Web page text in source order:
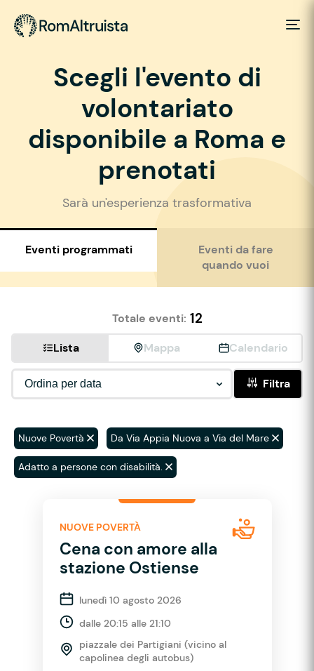
Scegli l'evento di
volontariato
disponibile a Roma e
prenotati
Sarà un'esperienza trasformativa
Eventi programmati
Eventi da fare
quando vuoi
Totale eventi: 12
Lista Mappa Calendario
Filtra
Nuove Povertà Da Via Appia Nuova a Via del Mare
Adatto a persone con disabilità.
NUOVE POVERTÀ
Cena con amore alla
stazione Ostiense
lunedì 10 agosto 2026
dalle 20:15 alle 21:10
piazzale dei Partigiani (vicino al
capolinea degli autobus)